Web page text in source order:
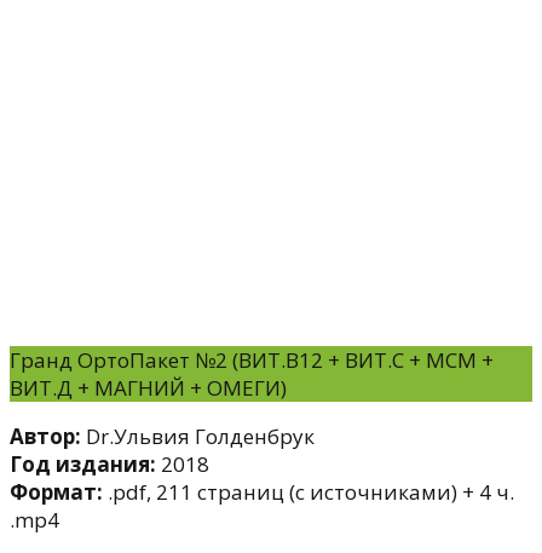
Гранд ОртоПакет №2 (ВИТ.B12 + ВИТ.С + МСМ +
ВИТ.Д + МАГНИЙ + ОМЕГИ)
Автор: Dr.Ульвия Голденбрук
Год издания: 2018
Формат: .pdf, 211 страниц (с источниками) + 4 ч.
.mp4